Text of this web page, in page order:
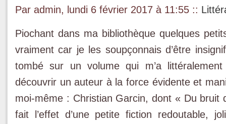
Par admin, lundi 6 février 2017 à 11:55 ::
Piochant dans ma bibliothèque quelques
vraiment car je les soupçonnais d’être
tombé sur un volume qui m’a
découvrir un auteur à la force évidente et
moi-même : Christian Garcin, dont « Du bruit
fait l’effet d’une petite fiction redoutable,